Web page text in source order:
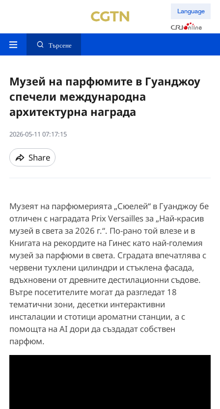
Language
Търсене
Музей на парфюмите в Гуанджоу
спечели международна
архитектурна награда
2026-05-11 07:17:15
Share
Музеят на парфюмерията „Сюелей“ в Гуанджоу бе
отличен с наградата Prix Versailles за „Най-красив
музей в света за 2026 г.“. По-рано той влезе и в
Книгата на рекордите на Гинес като най-големия
музей за парфюми в света. Сградата впечатлява с
червени тухлени цилиндри и стъклена фасада,
вдъхновени от древните дестилационни съдове.
Вътре посетителите могат да разгледат 18
тематични зони, десетки интерактивни
инсталации и стотици ароматни станции, а с
помощта на AI дори да създадат собствен
парфюм.